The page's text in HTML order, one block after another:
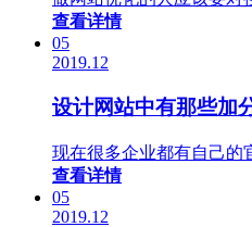
查看详情
05
2019.12
设计网站中有那些加
现在很多企业都有自己的
查看详情
05
2019.12